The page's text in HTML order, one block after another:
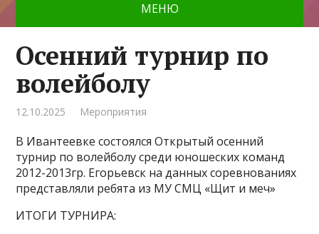
МЕНЮ
Осенний турнир по
волейболу
12.10.2025 Мероприятия
В Ивантеевке состоялся Открытый осенний
турнир по волейболу среди юношеских команд
2012-2013гр. Егорьевск на данных соревнованиях
представляли ребята из МУ СМЦ «Щит и меч»
ИТОГИ ТУРНИРА: